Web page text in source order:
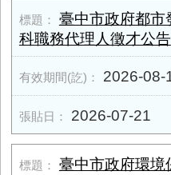
臺中市政府都市
科職務代理人徵才公告
2026-08-
2026-07-21
臺中市政府環境